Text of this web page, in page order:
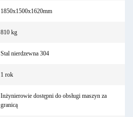
1850x1500x1620mm
810 kg
Stal nierdzewna 304
1 rok
Inżynierowie dostępni do obsługi maszyn za
granicą